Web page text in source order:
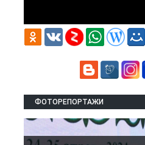
ФОТОРЕПОРТАЖИ